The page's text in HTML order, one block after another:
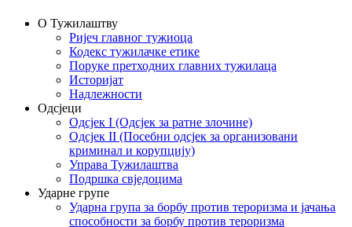
О Тужилаштву
Ријеч главног тужиоца
Кодекс тужилачке етике
Поруке претходних главних тужилаца
Историјат
Надлежности
Одсјеци
Одсјек I (Одсјек за ратне злочине)
Одсјек II (Посебни одсјек за организовани
криминал и корупцију)
Управа Тужилаштва
Подршка свједоцима
Ударне групе
Ударна група за борбу против тероризма и јачања
способности за борбу против тероризма